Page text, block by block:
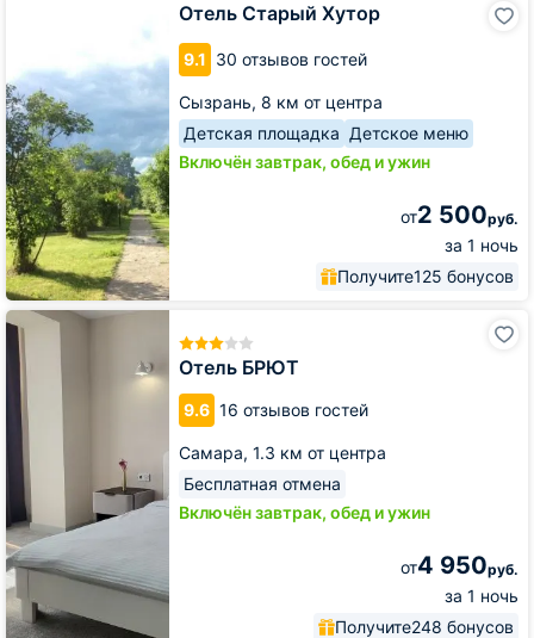
Отель Старый Хутор
9.1 30 отзывов гостей
Сызрань, 8 км от центра
Детская площадка Детское меню
Включён завтрак, обед и ужин
от2 500руб.
за 1 ночь
Получите125 бонусов
Отель БРЮТ
9.6 16 отзывов гостей
Самара, 1.3 км от центра
Бесплатная отмена
Включён завтрак, обед и ужин
от4 950руб.
за 1 ночь
Получите248 бонусов
Отель
БРЮТ